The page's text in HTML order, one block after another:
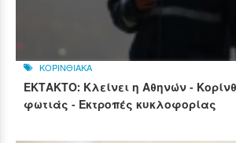
ΚΟΡΙΝΘΙΑΚΑ
ΕΚΤΑΚΤΟ: Κλείνει η Αθηνών -
φωτιάς - Εκτροπές κυκλοφορίας